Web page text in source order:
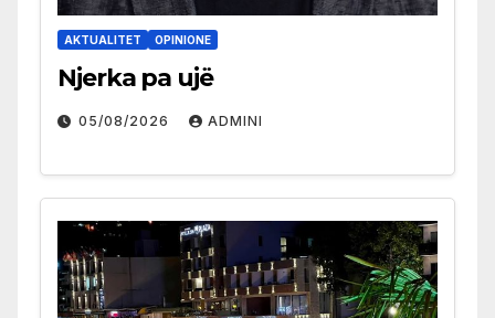
AKTUALITET OPINIONE
Njerka pa ujë
05/08/2026 ADMINI